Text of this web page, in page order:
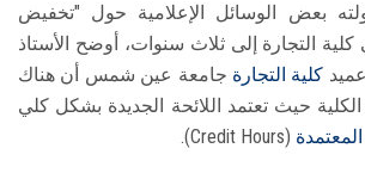
سجل الان
بعض الوسائل الإعلامية حول "تخفيض
التجارة إلى ثلاث سنوات، أوضح الأستاذ
كلية التجارة جامعة عين شمس أن هناك
حيث تعتمد اللائحة الجديدة بشكل كلي
(Credit Hours).